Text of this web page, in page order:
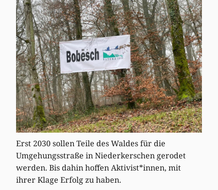
Erst 2030 sollen Teile des Waldes für die
Umgehungsstraße in Niederkerschen gerodet
werden. Bis dahin hoffen Aktivist*innen, mit
ihrer Klage Erfolg zu haben.